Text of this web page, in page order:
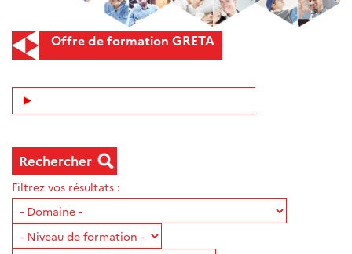
Offre de formation GRETA
Rechercher
Filtrez vos résultats :